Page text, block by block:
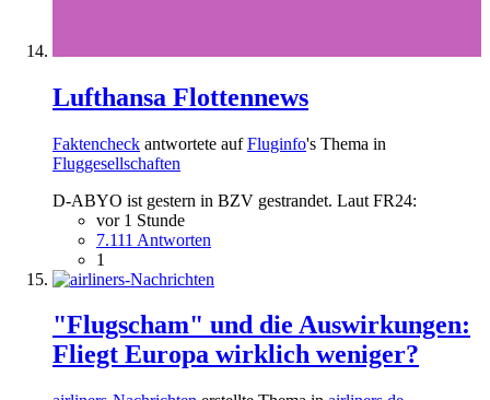
Lufthansa Flottennews
Faktencheck antwortete aufFluginfo's Thema in
Fluggesellschaften
D-ABYO ist gestern in BZV gestrandet. Laut FR24:
vor 1 Stunde
7.111 Antworten
1
"Flugscham" und die Auswirkungen:
Fliegt Europa wirklich weniger?